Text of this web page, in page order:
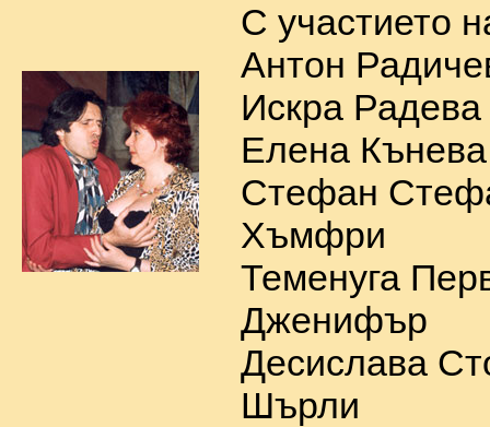
С участието
Антон
Искра
Елена
Стефан
Хъмфри
Теменуга
Дженифър
Десислава
Шърли